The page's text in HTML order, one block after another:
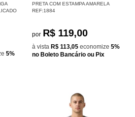
5%
PRETA COM ESTAMPA AMARELA
REF:1884
por R$ 119,00
à vista R$ 113,05 economize 5%
no Boleto Bancário ou Pix